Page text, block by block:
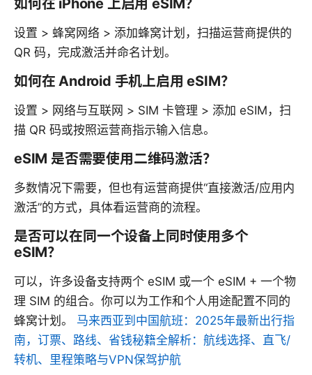
如何在 iPhone 上启用 eSIM？
设置 > 蜂窝网络 > 添加蜂窝计划，扫描运营商提供的
QR 码，完成激活并命名计划。
如何在 Android 手机上启用 eSIM？
设置 > 网络与互联网 > SIM 卡管理 > 添加 eSIM，扫
描 QR 码或按照运营商指示输入信息。
eSIM 是否需要使用二维码激活？
多数情况下需要，但也有运营商提供“直接激活/应用内
激活”的方式，具体看运营商的流程。
是否可以在同一个设备上同时使用多个
eSIM？
可以，许多设备支持两个 eSIM 或一个 eSIM + 一个物
理 SIM 的组合。你可以为工作和个人用途配置不同的
蜂窝计划。 马来西亚到中国航班：2025年最新出行指
南，订票、路线、省钱秘籍全解析：航线选择、直飞/
转机、里程策略与VPN保驾护航